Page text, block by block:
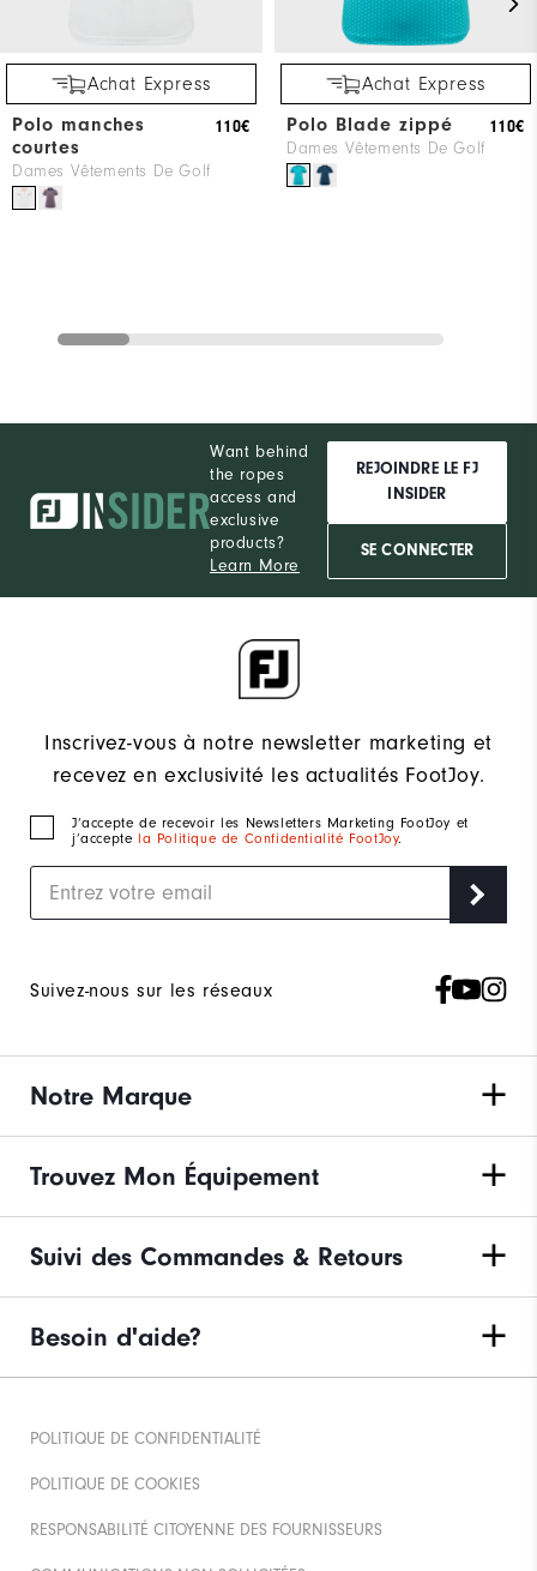
Achat Express
Polo manches
courtes
Dames Vêtements De Golf
110€
Achat Express
Polo Blade zippé
Dames Vêtements De Golf
110€
Want behind
the ropes
access and
exclusive
products?
Learn More
REJOINDRE LE FJ
INSIDER
SE CONNECTER
Inscrivez-vous à notre newsletter marketing et
recevez en exclusivité les actualités FootJoy.
J‘accepte de recevoir les Newsletters Marketing FootJoy et
j’accepte
la Politique de Confidentialité FootJoy.
Suivez-nous sur les réseaux
Notre Marque
Trouvez Mon Équipement
Suivi des Commandes & Retours
Besoin d'aide?
POLITIQUE DE CONFIDENTIALITÉ
POLITIQUE DE COOKIES
RESPONSABILITÉ CITOYENNE DES FOURNISSEURS